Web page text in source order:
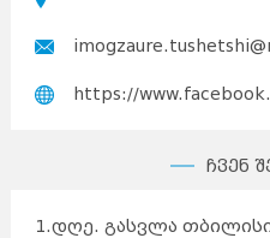
https://
ჩვენ
1.დღე. გასვლა